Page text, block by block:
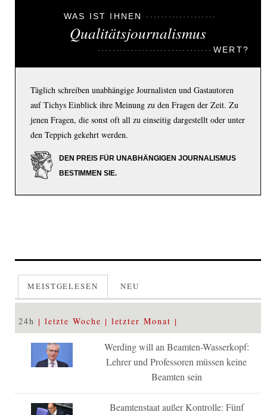
WAS IST IHNEN
Qualitätsjournalismus
WERT?
Täglich schreiben unabhängige Journalisten und Gastautoren
auf Tichys Einblick ihre Meinung zu den Fragen der Zeit. Zu
jenen Fragen, die sonst oft all zu einseitig dargestellt oder unter
den Teppich gekehrt werden.
DEN PREIS FÜR UNABHÄNGIGEN JOURNALISMUS
BESTIMMEN SIE.
MEISTGELESEN NEU
24h letzte Woche letzter Monat
Werding will an Beamten-Wasserkopf:
Lehrer und Professoren müssen keine
Beamten sein
Beamtenstaat außer Kontrolle: Fünf